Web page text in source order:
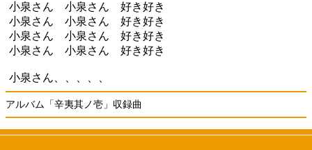
小泉さん 小泉さん 好き好き
小泉さん 小泉さん 好き好き
小泉さん 小泉さん 好き好き
小泉さん 小泉さん 好き好き
小泉さん、、、、、
アルバム「辛夷其ノ壱」収録曲